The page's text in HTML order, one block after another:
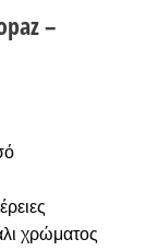
–
χρώματος